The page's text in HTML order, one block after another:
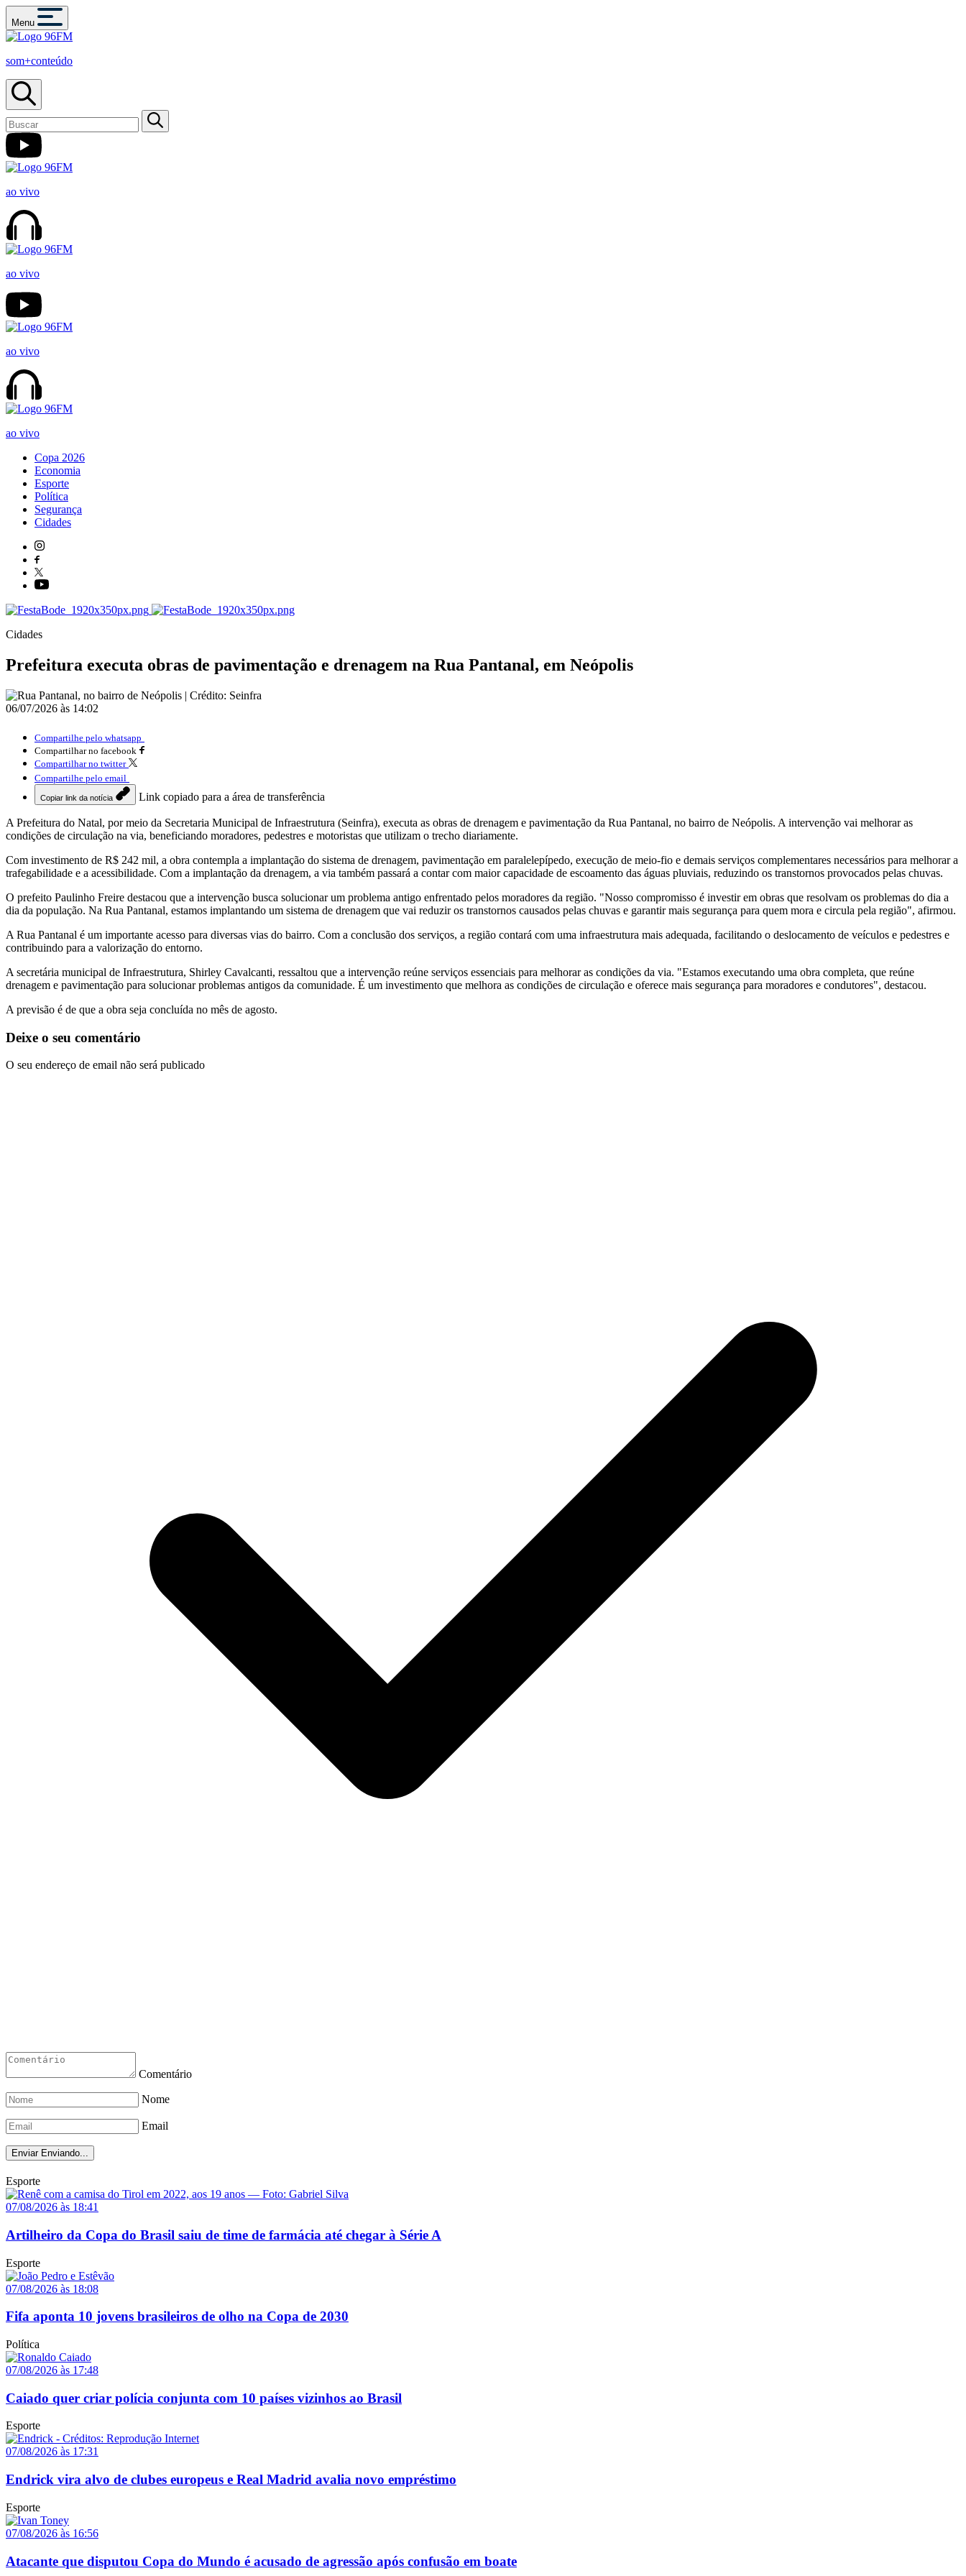
Menu
som+conteúdo
ao vivo
ao vivo
ao vivo
ao vivo
Copa 2026
Economia
Esporte
Política
Segurança
Cidades
Cidades
Prefeitura executa obras de pavimentação e drenagem na Rua Pantanal, em Neópolis
06/07/2026 às 14:02
Compartilhe pelo whatsapp
Compartilhar no facebook
Compartilhar no twitter
Compartilhe pelo email
Copiar link da notícia Link copiado para a área de transferência
A Prefeitura do Natal, por meio da Secretaria Municipal de Infraestrutura (Seinfra), executa as obras de drenagem e pavimentação da Rua Pantanal, no bairro de Neópolis. A intervenção vai melhorar as
condições de circulação na via, beneficiando moradores, pedestres e motoristas que utilizam o trecho diariamente.
Com investimento de R$ 242 mil, a obra contempla a implantação do sistema de drenagem, pavimentação em paralelepípedo, execução de meio-fio e demais serviços complementares necessários para melhorar a
trafegabilidade e a acessibilidade. Com a implantação da drenagem, a via também passará a contar com maior capacidade de escoamento das águas pluviais, reduzindo os transtornos provocados pelas chuvas.
O prefeito Paulinho Freire destacou que a intervenção busca solucionar um problema antigo enfrentado pelos moradores da região. "Nosso compromisso é investir em obras que resolvam os problemas do dia a
dia da população. Na Rua Pantanal, estamos implantando um sistema de drenagem que vai reduzir os transtornos causados pelas chuvas e garantir mais segurança para quem mora e circula pela região", afirmou.
A Rua Pantanal é um importante acesso para diversas vias do bairro. Com a conclusão dos serviços, a região contará com uma infraestrutura mais adequada, facilitando o deslocamento de veículos e pedestres e
contribuindo para a valorização do entorno.
A secretária municipal de Infraestrutura, Shirley Cavalcanti, ressaltou que a intervenção reúne serviços essenciais para melhorar as condições da via. "Estamos executando uma obra completa, que reúne
drenagem e pavimentação para solucionar problemas antigos da comunidade. É um investimento que melhora as condições de circulação e oferece mais segurança para moradores e condutores", destacou.
A previsão é de que a obra seja concluída no mês de agosto.
Deixe o seu comentário
O seu endereço de email não será publicado
Comentário
Nome
Email
Enviar Enviando...
Esporte
07/08/2026 às 18:41
Artilheiro da Copa do Brasil saiu de time de farmácia até chegar à Série A
Esporte
07/08/2026 às 18:08
Fifa aponta 10 jovens brasileiros de olho na Copa de 2030
Política
07/08/2026 às 17:48
Caiado quer criar polícia conjunta com 10 países vizinhos ao Brasil
Esporte
07/08/2026 às 17:31
Endrick vira alvo de clubes europeus e Real Madrid avalia novo empréstimo
Esporte
07/08/2026 às 16:56
Atacante que disputou Copa do Mundo é acusado de agressão após confusão em boate